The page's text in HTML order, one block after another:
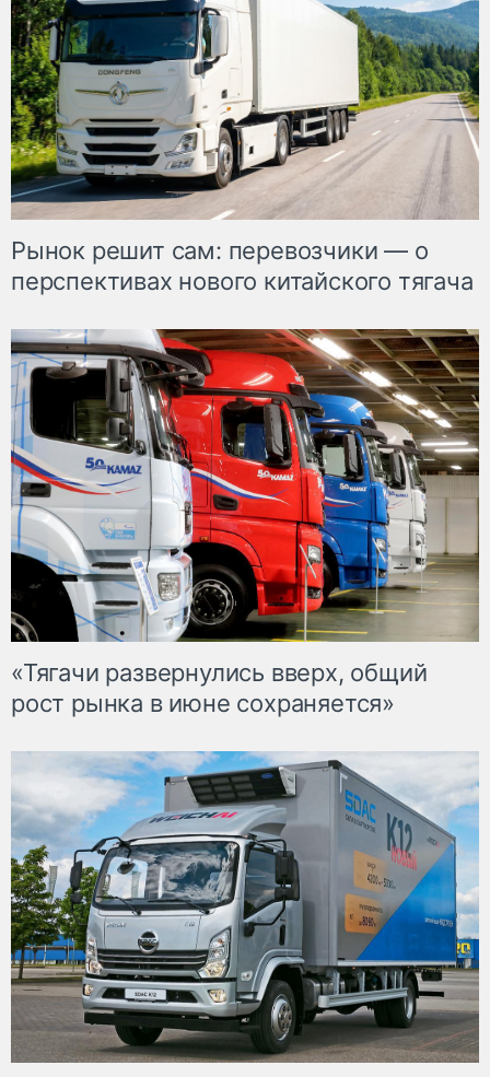
Рынок решит сам: перевозчики — о
перспективах нового китайского тягача
«Тягачи развернулись вверх, общий
рост рынка в июне сохраняется»